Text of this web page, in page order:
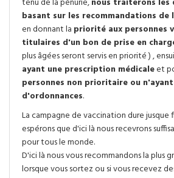
basant sur les recommandations de
en donnant la priorité aux personnes
titulaires d'un bon de prise en
plus âgées seront servis en priorité ) ,
ayant une prescription médicaleet
personnes non prioritaire ou
d'ordonnances.
La campagne de vaccination dure jusque
espérons que d'ici là nous recevrons
pour tous le monde.
D'ici là nous vous recommandons la plus
lorsque vous sortez ou si vous recevez